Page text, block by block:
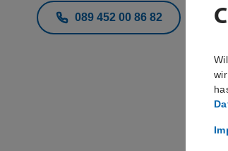
089 452 00 86 82